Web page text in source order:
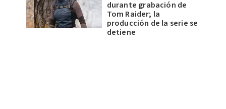
durante grabación de
Tom Raider; la
producción de la serie se
detiene